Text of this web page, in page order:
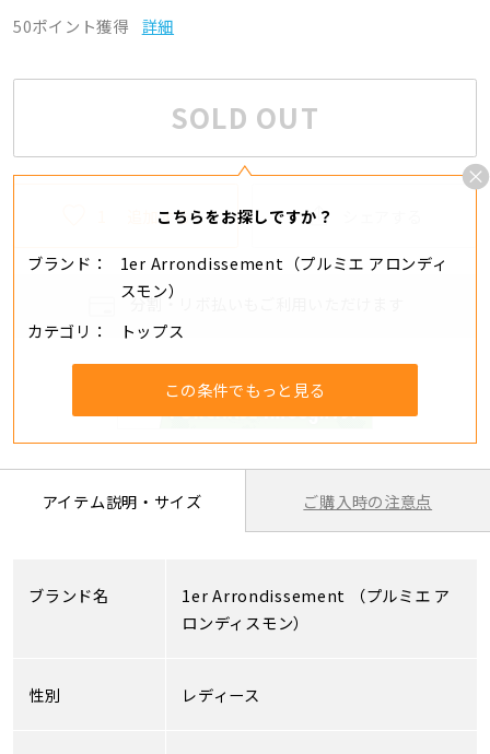
50ポイント獲得
詳細
SOLD OUT
こちらをお探しですか？
ブランド
1er Arrondissement（プルミエ アロンディ
スモン）
カテゴリ
トップス
この条件でもっと見る
追加する
分割・リボ払いもご利用いただけます
アイテム説明・サイズ ご購入時の注意点
ブランド名 1er Arrondissement （プルミエ ア
ロンディスモン）
性別 レディース